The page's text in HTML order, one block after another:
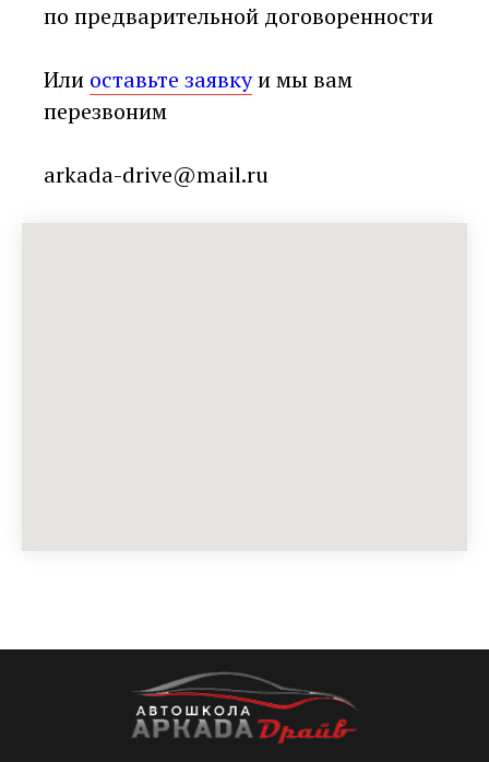
по предварительной договоренности
Или оставьте заявкуи мы вам
перезвоним
arkada-drive@mail.ru